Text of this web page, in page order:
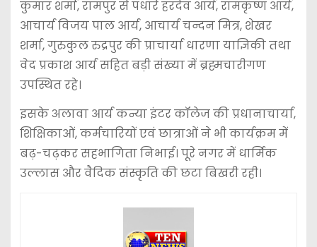
कुमार शर्मा, रामपुर से पधारे हरदेव आर्य, रामकृष्ण आर्य,
आचार्य विजय पाल आर्य, आचार्य चन्दन मित्र, शेखर
शर्मा, गुरुकुल रुद्रपुर की प्राचार्या धारणा याज्ञिकी तथा
वेद प्रकाश आर्य सहित बड़ी संख्या में ब्रह्मचारीगण
उपस्थित रहे।
इसके अलावा आर्य कन्या इंटर कॉलेज की प्रधानाचार्या,
शिक्षिकाओं, कर्मचारियों एवं छात्राओं ने भी कार्यक्रम में
बढ़-चढ़कर सहभागिता निभाई। पूरे नगर में धार्मिक
उल्लास और वैदिक संस्कृति की छटा बिखरी रही।